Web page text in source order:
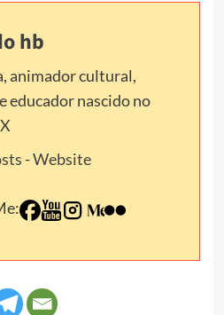
hb
animador cultural,
educador nascido no
-Website